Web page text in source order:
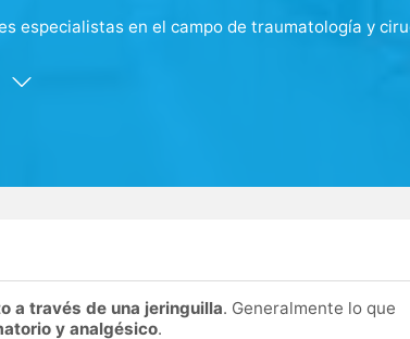
especialistas en el campo de traumatología y
para los servicios de infiltraciones articulares,
a través de una jeringuilla. Generalmente lo que
y analgésico.